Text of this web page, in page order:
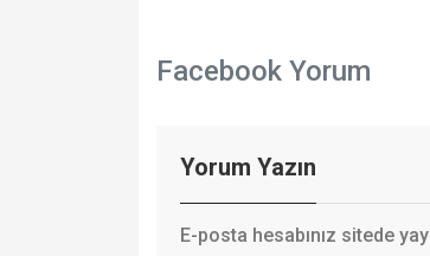
Facebook Yorum
Yorum Yazın
E-posta hesabınız sitede